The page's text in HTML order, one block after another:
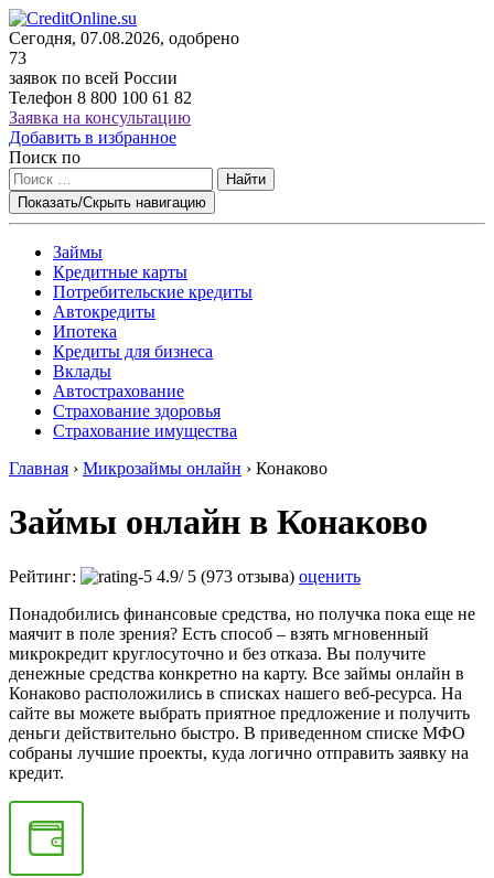
Сегодня, 07.08.2026, одобрено
73
заявок по всей России
Телефон 8 800 100 61 82
Заявка на консультацию
Добавить в избранное
Поиск по
Найти
Показать/Скрыть навигацию
Займы
Кредитные карты
Потребительские кредиты
Автокредиты
Ипотека
Кредиты для бизнеса
Вклады
Автострахование
Страхование здоровья
Страхование имущества
Главная › Микрозаймы онлайн › Конаково
Займы онлайн в Конаково
Рейтинг: 4.9/ 5 (973 отзыва) оценить
Понадобились финансовые средства, но получка пока еще не
маячит в поле зрения? Есть способ – взять мгновенный
микрокредит круглосуточно и без отказа. Вы получите
денежные средства конкретно на карту. Все займы онлайн в
Конаково расположились в списках нашего веб-ресурса. На
сайте вы можете выбрать приятное предложение и получить
деньги действительно быстро. В приведенном списке МФО
собраны лучшие проекты, куда логично отправить заявку на
кредит.